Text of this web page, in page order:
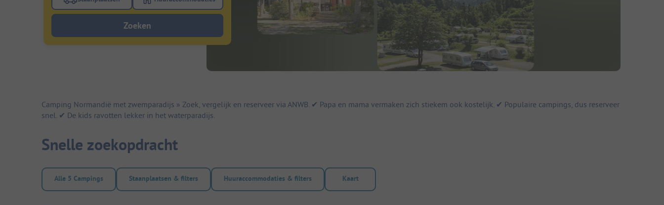
Gebruik de filterknop staanplaatsen om te zoeken naar staanplaatsen
Gebruik de filterknop huuraccommodaties om te zoeken naar huuraccommodaties
Zoeken
Camping Normandië met zwemparadijs » Zoek, vergelijk en reserveer via ANWB. ✔ Papa en mama vermaken zich stiekem ook kostelijk. ✔ Populaire campings, dus reserveer
snel. ✔ De kids ravotten lekker in het waterparadijs.
Snelle zoekopdracht
Alle 5 Campings Staanplaatsen & filters Huuraccommodaties & filters Kaart